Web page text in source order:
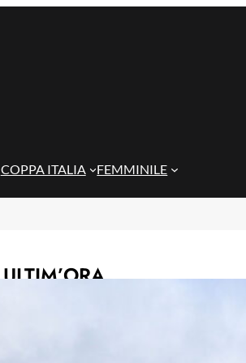
COPPA ITALIA FEMMINILE
ULTIM’ORA